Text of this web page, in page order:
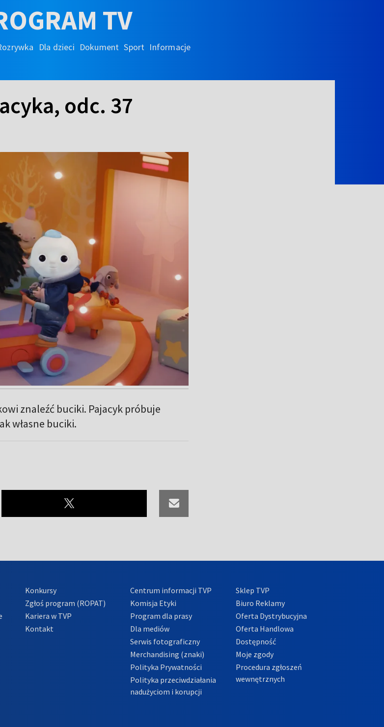
TV
Dla dzieci Dokument Sport Informacje
odc. 37
znaleźć buciki. Pajacyk próbuje
własne buciki.
Konkursy
Zgłoś program (ROPAT)
Kariera w TVP
Kontakt
Centrum informacji TVP
Komisja Etyki
Program dla prasy
Dla mediów
Serwis fotograficzny
Merchandising (znaki)
Polityka Prywatności
Polityka przeciwdziałania
nadużyciom i korupcji
Sklep TVP
Biuro Reklamy
Oferta Dystrybucyjna
Oferta Handlowa
Dostępność
Moje zgody
Procedura zgłoszeń
wewnętrznych